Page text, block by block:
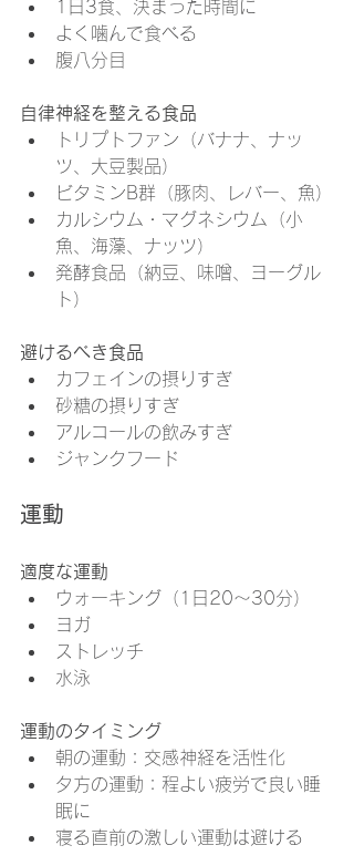
1日3食、決まった時間に
よく噛んで食べる
腹八分目
自律神経を整える食品
トリプトファン（バナナ、ナッ
ツ、大豆製品）
ビタミンB群（豚肉、レバー、魚）
カルシウム・マグネシウム（小
魚、海藻、ナッツ）
発酵食品（納豆、味噌、ヨーグル
ト）
避けるべき食品
カフェインの摂りすぎ
砂糖の摂りすぎ
アルコールの飲みすぎ
ジャンクフード
運動
適度な運動
ウォーキング（1日20〜30分）
ヨガ
ストレッチ
水泳
運動のタイミング
朝の運動：交感神経を活性化
夕方の運動：程よい疲労で良い睡
眠に
寝る直前の激しい運動は避ける